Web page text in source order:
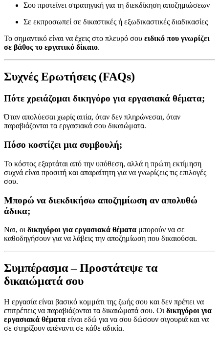
Σου προτείνει στρατηγική για τη διεκδίκηση αποζημιώσεων
Σε εκπροσωπεί σε δικαστικές ή εξωδικαστικές διαδικασίες
Το σημαντικό είναι να έχεις στο πλευρό σου ειδικό που γνωρίζει
σε βάθος το εργατικό δίκαιο.
Συχνές Ερωτήσεις (FAQs)
Πότε χρειάζομαι δικηγόρο για εργασιακά θέματα;
Όταν απολύεσαι χωρίς αιτία, όταν δεν πληρώνεσαι, όταν
παραβιάζονται τα εργασιακά σου δικαιώματα.
Πόσο κοστίζει μια συμβουλή;
Το κόστος εξαρτάται από την υπόθεση, αλλά η πρώτη εκτίμηση
συχνά είναι προσιτή και απαραίτητη για να γνωρίζεις τις επιλογές
σου.
Μπορώ να διεκδικήσω αποζημίωση αν απολυθώ
άδικα;
Ναι, οι δικηγόροι για εργασιακά θέματα μπορούν να σε
καθοδηγήσουν για να λάβεις την αποζημίωση που δικαιούσαι.
Συμπέρασμα – Προστάτεψε τα
δικαιώματά σου
Η εργασία είναι βασικό κομμάτι της ζωής σου και δεν πρέπει να
επιτρέπεις να παραβιάζονται τα δικαιώματά σου. Οι δικηγόροι για
εργασιακά θέματα είναι εδώ για να σου δώσουν σιγουριά και να
σε στηρίξουν απέναντι σε κάθε αδικία.